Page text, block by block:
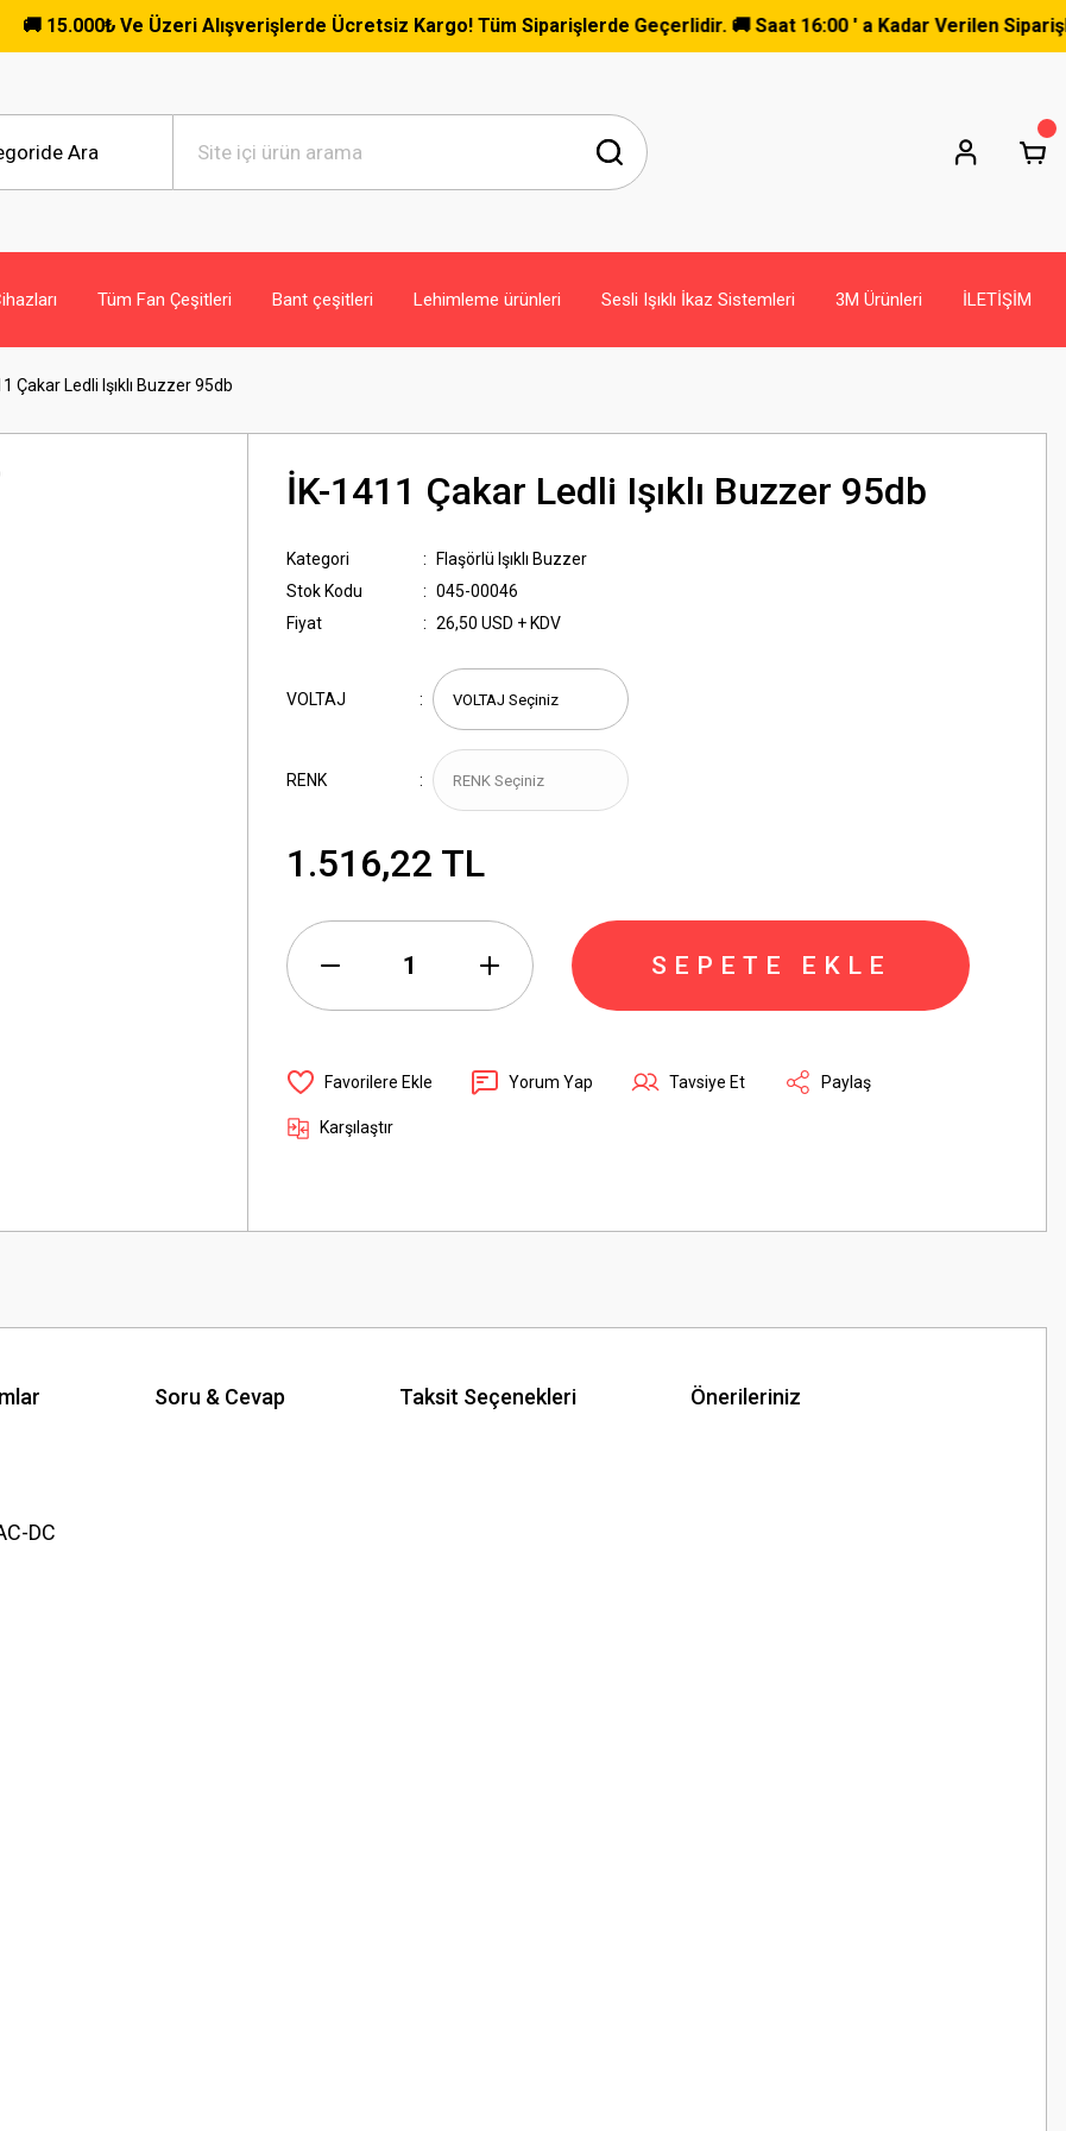
Alışverişlerde Ücretsiz Kargo! Tüm Siparişlerde Geçerlidir. 🚚 Saat 16:00 ' a Kadar Verilen Siparişler Aynı Gün Kargoda
Tüm Fan Çeşitleri Bant çeşitleri Lehimleme ürünleri Sesli Işıklı İkaz Sistemleri 3M Ürünleri İLETİŞİM
Çakar Ledli Işıklı Buzzer 95db
İK-1411 Çakar Ledli Işıklı Buzzer 95db
Kategori
Flaşörlü Işıklı Buzzer
Stok Kodu
045-00046
Fiyat
26,50 USD + KDV
VOLTAJ
RENK
1.516,22 TL
SEPETE EKLE
Yorum Yap Tavsiye Et Paylaş
Karşılaştır
Soru & Cevap Taksit Seçenekleri Önerileriniz
DC